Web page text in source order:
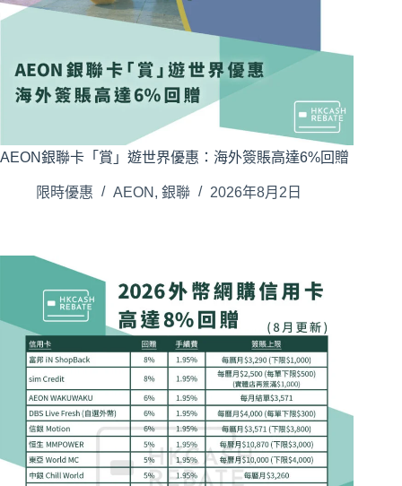
AEON銀聯卡「賞」遊世界優惠：海外簽賬高達6%回贈
限時優惠 AEON , 銀聯 2026年8月2日